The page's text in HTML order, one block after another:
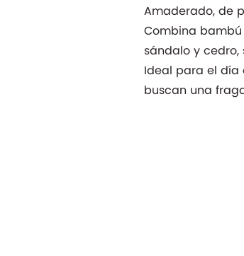
Valorado con
5.00de 5 en
base a
1
un cliente
Amaderado, de
Combina
sándalo y
Ideal para el día
buscan una